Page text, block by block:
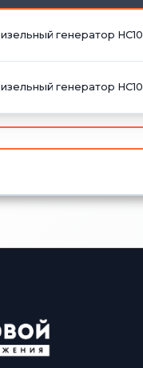
генератор
генератор